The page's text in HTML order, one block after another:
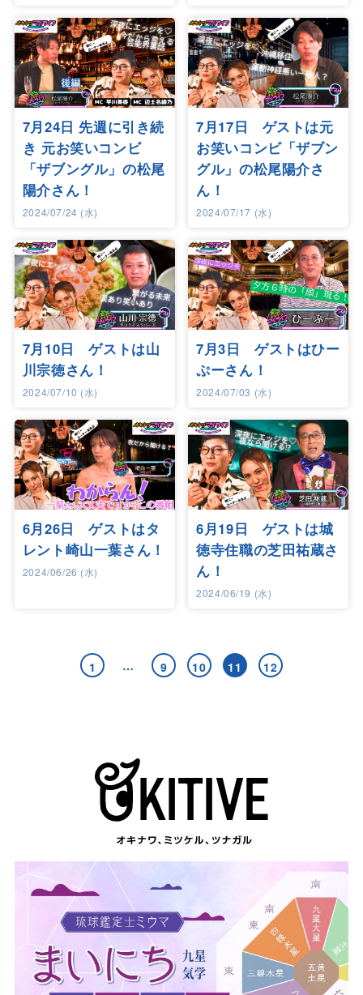
7月24日 先週に引き続
き 元お笑いコンビ
「ザブングル」の松尾
陽介さん！
2024/07/24 (水)
7月17日 ゲストは元
お笑いコンビ「ザブン
グル」の松尾陽介さ
ん！
2024/07/17 (水)
7月10日 ゲストは山
川宗徳さん！
2024/07/10 (水)
7月3日 ゲストはひー
ぷーさん！
2024/07/03 (水)
6月26日 ゲストはタ
レント崎山一葉さん！
2024/06/26 (水)
6月19日 ゲストは城
徳寺住職の芝田祐蔵さ
ん！
2024/06/19 (水)
1 … 9 10 11 12